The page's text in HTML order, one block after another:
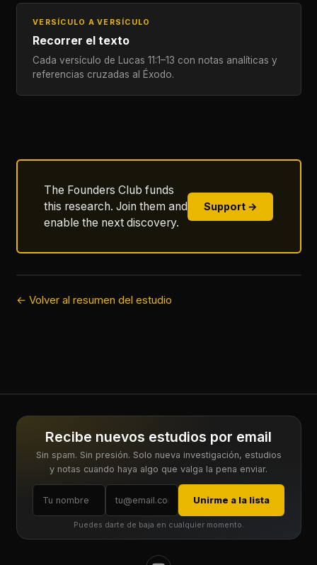
VERSÍCULO A VERSÍCULO
Recorrer el texto
Cada versículo de Lucas 11:1–13 con notas analíticas y
referencias cruzadas al Éxodo.
The Founders Club funds
this research. Join them and
enable the next discovery.
Support →
← Volver al resumen del estudio
Recibe nuevos estudios por email
Sin spam. Sin presión. Solo nueva investigación, estudios
y notas cuando haya algo que valga la pena enviar.
Unirme a la lista
Puedes darte de baja en cualquier momento.